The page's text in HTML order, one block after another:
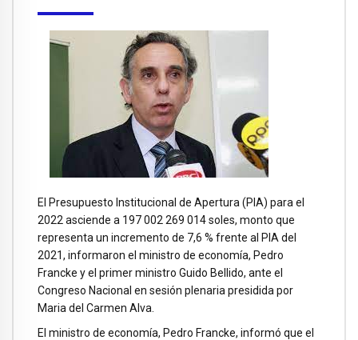
El Presupuesto Institucional de Apertura (PIA) para el
2022 asciende a 197 002 269 014 soles, monto que
representa un incremento de 7,6 % frente al PIA del
2021, informaron el ministro de economía, Pedro
Francke y el primer ministro Guido Bellido, ante el
Congreso Nacional en sesión plenaria presidida por
Maria del Carmen Alva.
El ministro de economía, Pedro Francke, informó que el